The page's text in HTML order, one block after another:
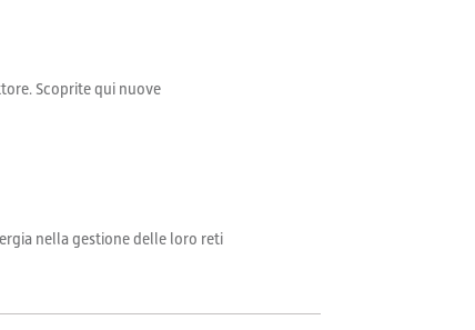
Scoprite qui nuove
nella gestione delle loro reti